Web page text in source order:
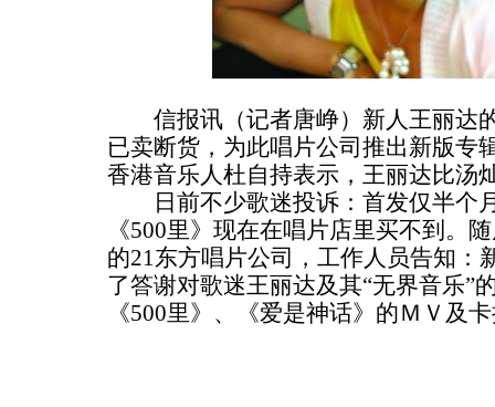
信报讯（记者唐峥）新人王丽达
已卖断货，为此唱片公司推出新版专
香港音乐人杜自持表示，王丽达比汤
日前不少歌迷投诉：首发仅半个
《500里》现在在唱片店里买不到。
的21东方唱片公司，工作人员告知：
了答谢对歌迷王丽达及其“无界音乐”
《500里》、《爱是神话》的ＭＶ及